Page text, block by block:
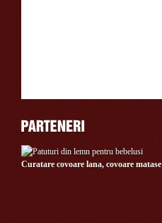
Curatare covoare lana, covoare matase